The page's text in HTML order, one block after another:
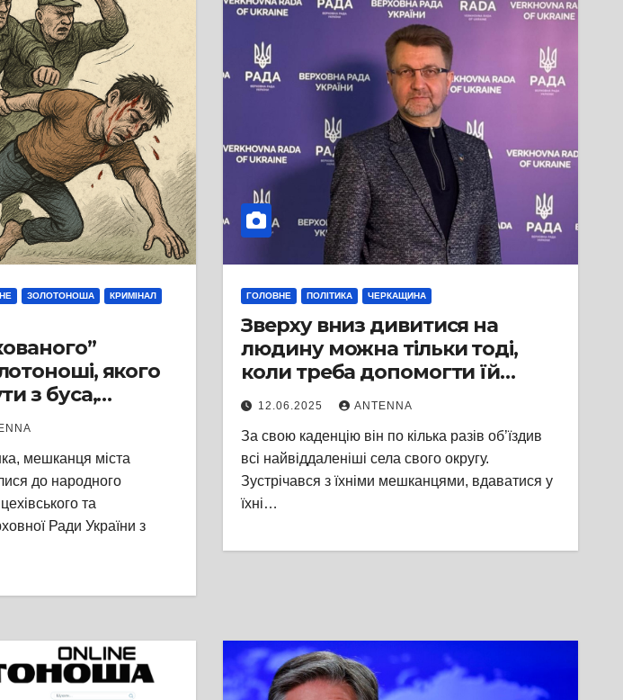
ЗОЛОТОНОША КРИМІНАЛ
якого
з буса,
мешканця міста
до народного
та
Ради України з
ГОЛОВНЕ ПОЛІТИКА ЧЕРКАЩИНА
Зверху вниз дивитися на
людину можна тільки тоді,
коли треба допомогти їй
піднятися, — нардеп Віталій
Войцехівський.
12.06.2025 ANTENNA
За свою каденцію він по кілька разів об’їздив
всі найвіддаленіші села свого округу.
Зустрічався з їхніми мешканцями, вдаватися у
їхні…